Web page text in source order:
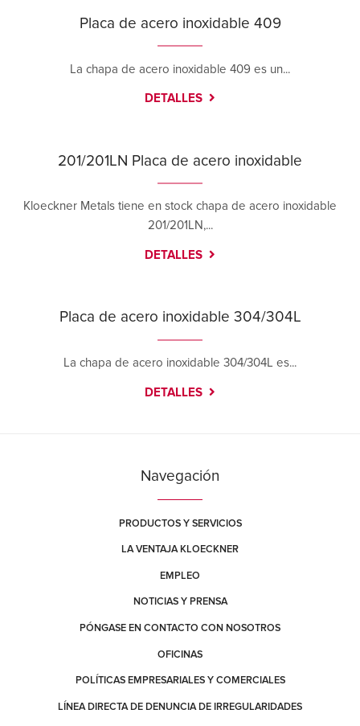
Placa de acero inoxidable 409
La chapa de acero inoxidable 409 es un...
DETALLES
201/201LN Placa de acero inoxidable
Kloeckner Metals tiene en stock chapa de acero inoxidable
201/201LN,...
DETALLES
Placa de acero inoxidable 304/304L
La chapa de acero inoxidable 304/304L es...
DETALLES
Navegación
PRODUCTOS Y SERVICIOS
LA VENTAJA KLOECKNER
EMPLEO
NOTICIAS Y PRENSA
PÓNGASE EN CONTACTO CON NOSOTROS
OFICINAS
POLÍTICAS EMPRESARIALES Y COMERCIALES
LÍNEA DIRECTA DE DENUNCIA DE IRREGULARIDADES